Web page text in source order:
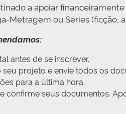
a apoiar
Metragem ou Séries (ficção,
antes de se inscrever.
projeto e envie todos os
para a última hora.
confirme seus documentos.